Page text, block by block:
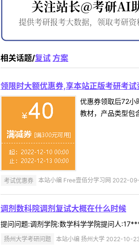
相关话题/复试 方案
领限时大额优惠券,享本站正版考研考试
优惠券领取后72小
教材，产品类型包
考试优惠券 本站小编 Free壹佰分学习网 2022-
调剂数科院调剂复试大概在什么时候
提问问题:调剂学院:数学科学学院提问人
扬州大学考研问题 本站小编 扬州大学 2022-10-